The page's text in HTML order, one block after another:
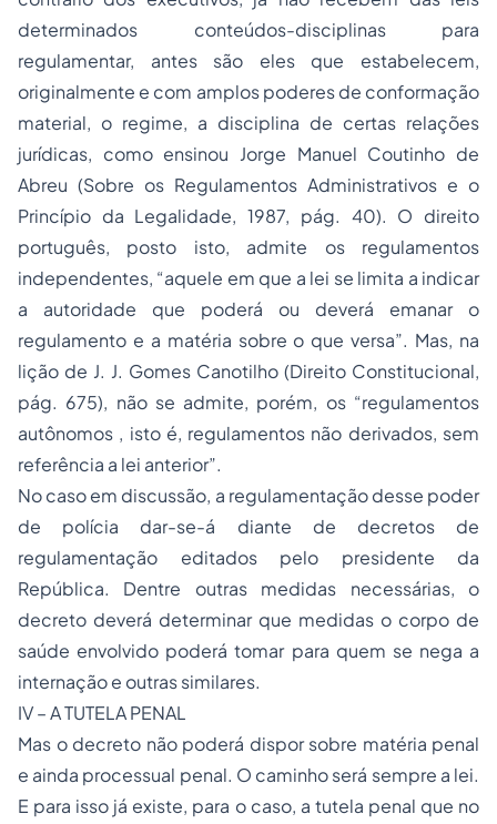
determinados conteúdos-disciplinas para
regulamentar, antes são eles que estabelecem,
originalmente e com amplos poderes de conformação
material, o regime, a disciplina de certas relações
jurídicas, como ensinou Jorge Manuel Coutinho de
Abreu (Sobre os Regulamentos Administrativos e o
Princípio da Legalidade, 1987, pág. 40). O direito
português, posto isto, admite os regulamentos
independentes, “aquele em que a lei se limita a indicar
a autoridade que poderá ou deverá emanar o
regulamento e a matéria sobre o que versa”. Mas, na
lição de J. J. Gomes Canotilho (Direito Constitucional,
pág. 675), não se admite, porém, os “regulamentos
autônomos , isto é, regulamentos não derivados, sem
referência a lei anterior”.
No caso em discussão, a regulamentação desse poder
de polícia dar-se-á diante de decretos de
regulamentação editados pelo presidente da
República. Dentre outras medidas necessárias, o
decreto deverá determinar que medidas o corpo de
saúde envolvido poderá tomar para quem se nega a
internação e outras similares.
IV – A TUTELA PENAL
Mas o decreto não poderá dispor sobre matéria penal
e ainda processual penal. O caminho será sempre a lei.
E para isso já existe, para o caso, a tutela penal que no